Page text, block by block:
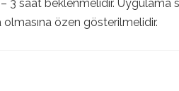
3 saat beklenmelidir. Uygulama
olmasına özen gösterilmelidir.